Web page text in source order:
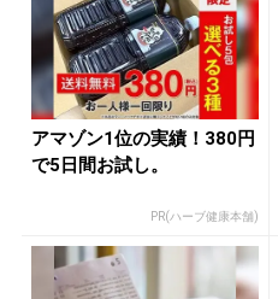
アマゾン1位の実績！380円
で5日間お試し。
PR(ハーブ健康本舗)